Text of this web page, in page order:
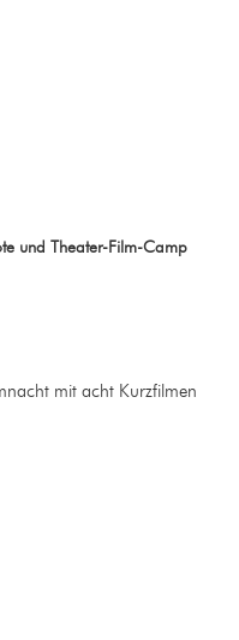
und Theater-Film-Camp
mit acht Kurzfilmen